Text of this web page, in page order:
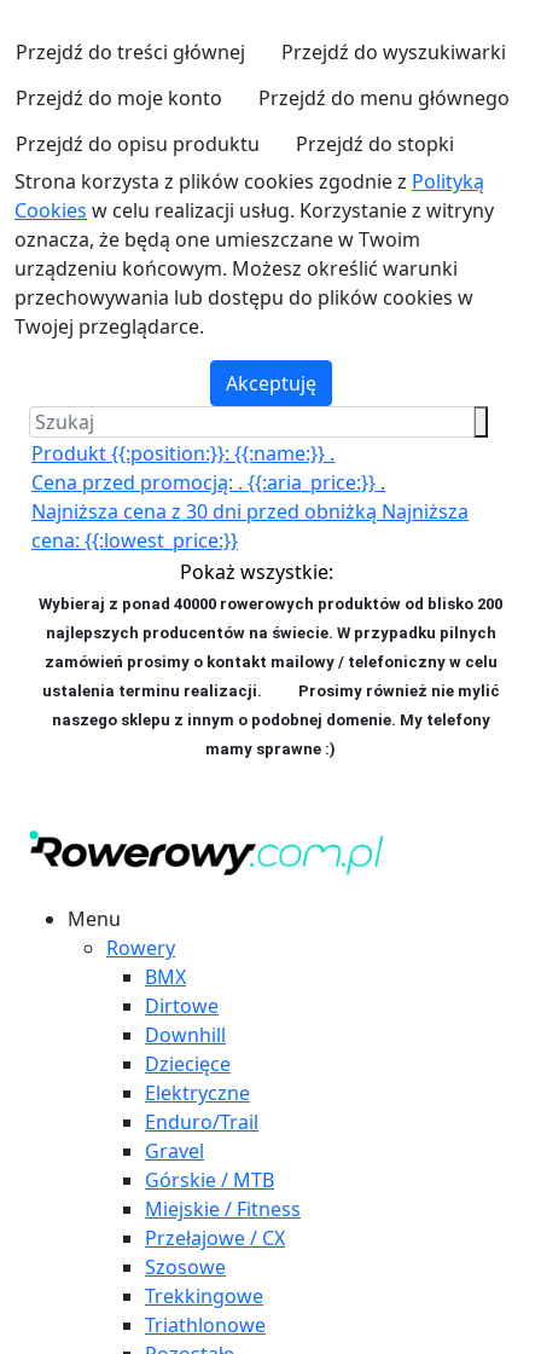
Przejdź do treści głównej
Przejdź do wyszukiwarki
Przejdź do moje konto
Przejdź do menu głównego
Przejdź do opisu produktu
Przejdź do stopki
Strona korzysta z plików cookies zgodnie z Polityką
Cookies w celu realizacji usług. Korzystanie z witryny
oznacza, że będą one umieszczane w Twoim
urządzeniu końcowym. Możesz określić warunki
przechowywania lub dostępu do plików cookies w
Twojej przeglądarce.
Akceptuję
Produkt {{:position:}}: {{:name:}} .
Cena przed promocją: . {{:aria_price:}} .
Najniższa cena z 30 dni przed obniżką Najniższa
cena: {{:lowest_price:}}
Pokaż wszystkie:
Wybieraj z ponad 40000 rowerowych produktów od blisko 200
najlepszych producentów na świecie. W przypadku pilnych
zamówień prosimy o kontakt mailowy / telefoniczny w celu
ustalenia terminu realizacji. Prosimy również nie mylić
naszego sklepu z innym o podobnej domenie. My telefony
mamy sprawne :)
Menu
Rowery
BMX
Dirtowe
Downhill
Dziecięce
Elektryczne
Enduro/Trail
Gravel
Górskie / MTB
Miejskie / Fitness
Przełajowe / CX
Szosowe
Trekkingowe
Triathlonowe